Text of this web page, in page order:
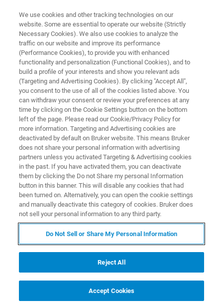
EVENT - CHINA
第十八届江苏省及周边地区核磁
共振技术学术研讨会
联系我们
会议简介
核磁共振（NMR）技术是研究物质结构和组成的重要手段
之一，广泛应用于生物医药、石油化工、医学、材料、食
技术学术研讨会将于2025年10月31日-11月2日在常熟召
开。本届会议将邀请省内外从事核磁共振技术研究的学
We use cookies and other tracking technologies on our
website. Some are essential to operate our website (Strictly
Necessary Cookies). We also use cookies to analyze the
traffic on our website and improve its performance
(Performance Cookies), to provide you with enhanced
functionality and personalization (Functional Cookies), and to
build a profile of your interests and show you relevant ads
(Targeting and Advertising Cookies). By clicking "Accept All",
you consent to the use of all of the cookies listed above. You
can withdraw your consent or review your preferences at any
time by clicking on the Cookie Settings button on the bottom
left of the page. Please read our Cookie/Privacy Policy for
more information. Targeting and Advertising cookies are
deactivated by default on Bruker website. This means Bruker
does not share your personal information with advertising
partners unless you activated Targeting & Advertising cookies
in the past. If you have activated them, you can deactivate
them by clicking the Do not Share my personal Information
button in this banner. This will disable any cookies that had
been turned on. Alternatively, you can open the cookie settings
and manually deactivate this category of cookies. Bruker does
not sell your personal information to any third party.
Do Not Sell or Share My Personal Information
Reject All
Accept Cookies